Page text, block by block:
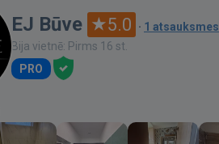
EJ Būve 5.0 · 1 atsauksmes
Bija vietnē: Pirms 16 st.
PRO